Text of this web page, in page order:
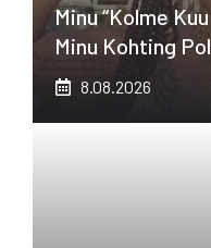
Minu “kolme
Minu Kohting
8.08.2026